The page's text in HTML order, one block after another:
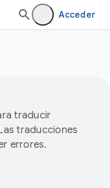
Acceder
traducir
traducciones
errores.